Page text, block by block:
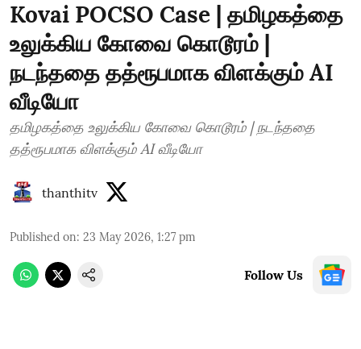
Kovai POCSO Case | தமிழகத்தை
உலுக்கிய கோவை கொடூரம் |
நடந்ததை தத்ரூபமாக விளக்கும் AI
வீடியோ
தமிழகத்தை உலுக்கிய கோவை கொடூரம் | நடந்ததை
தத்ரூபமாக விளக்கும் AI வீடியோ
thanthitv
Published on: 23 May 2026, 1:27 pm
Follow Us